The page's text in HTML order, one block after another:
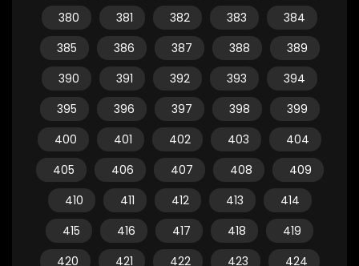
380
381 382 383
384
385
386 387 388
389
390
391 392 393
394
395
396 397 398
399
400
401 402 403
404
405
406 407 408
409
410
411 412 413
414
415
416 417 418
419
420
421 422 423 424